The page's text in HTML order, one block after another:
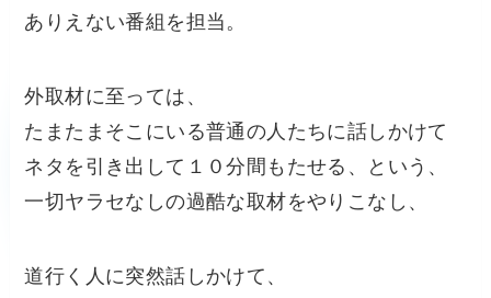
ありえない番組を担当。
外取材に至っては、
たまたまそこにいる普通の人たちに話しかけて
ネタを引き出して１０分間もたせる、という、
一切ヤラセなしの過酷な取材をやりこなし、
道行く人に突然話しかけて、